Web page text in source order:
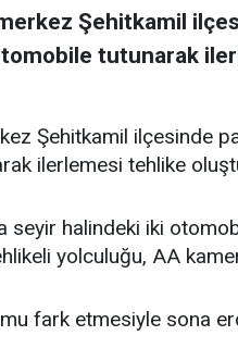
Şehitkamil
tutunarak
Şehitkamil ilçesinde
ilerlemesi tehlike
seyir halindeki iki
yolculuğu, AA
fark etmesiyle sona